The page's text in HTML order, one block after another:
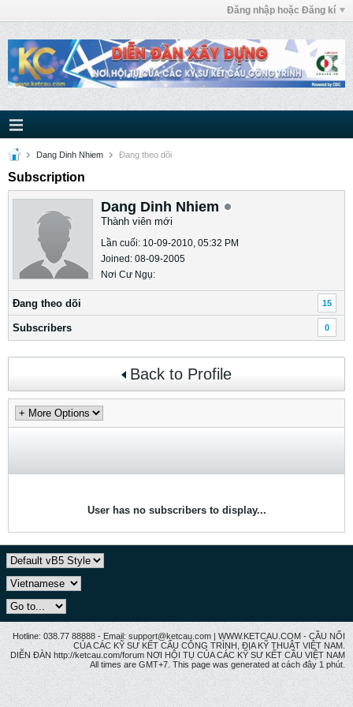
Đăng nhập hoặc Đăng kí
Dang Dinh Nhiem Ðang theo dõi
Subscription
Dang Dinh Nhiem
Thành viên mới
Lần cuối: 10-09-2010, 05:32 PM
Joined: 08-09-2005
Nơi Cư Ngụ:
Ðang theo dõi 15
Subscribers 0
Back to Profile
User has no subscribers to display...
Hotline: 038.77 88888 - Email: support@ketcau.com | WWW.KETCAU.COM - CẦU NỐI
CỦA CÁC KỸ SƯ KẾT CẤU CÔNG TRÌNH, ĐỊA KỸ THUẬT VIỆT NAM.
DIỄN ĐÀN http://ketcau.com/forum NƠI HỘI TỤ CỦA CÁC KỸ SƯ KẾT CÂU VIỆT NAM
All times are GMT+7. This page was generated at cách đây 1 phút.